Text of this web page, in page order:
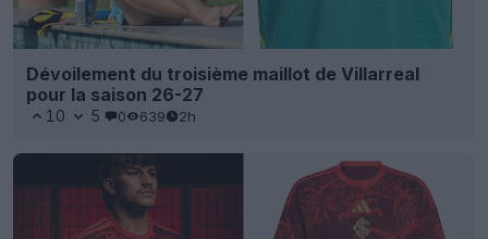
Dévoilement du troisième maillot de Villarreal
pour la saison 26-27
10 5 0 639 2h